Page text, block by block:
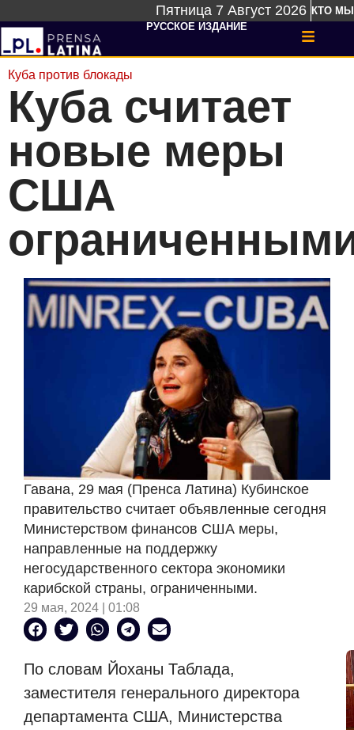
Пятница 7 Август 2026 КТО МЫ
РУССКОЕ ИЗДАНИЕ
Куба против блокады
Куба считает
новые меры
США
Гавана, 29 мая (Пренса Латина) Кубинское
правительство считает объявленные сегодня
Министерством финансов США меры,
направленные на поддержку
негосударственного сектора экономики
карибской страны, ограниченными.
29 мая, 2024 | 01:08
По словам Йоханы Таблада,
заместителя генерального директора
департамента США, Министерства